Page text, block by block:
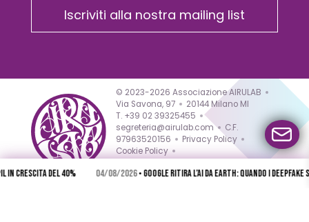
Iscriviti alla nostra mailing list
© 2023-2026 Associazione AIRULAB
Via Savona, 97
20144 Milano MI
T. +39 02 39325455
segreteria@airulab.com
C.F.
97963520156
Privacy Policy
Cookie Policy
Preferenze di privacy
Copyright
crescita del 40% 04/08/2026• Google ritira l’AI da Earth: quando i deepfake